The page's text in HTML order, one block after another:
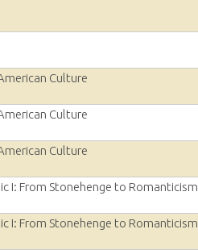
Culture
Culture
Culture
I: From Stonehenge to Romanticism
I: From Stonehenge to Romanticism